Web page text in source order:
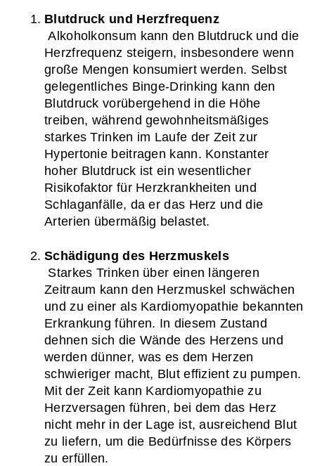
Blutdruck und Herzfrequenz
Alkoholkonsum kann den Blutdruck und die
Herzfrequenz steigern, insbesondere wenn
große Mengen konsumiert werden. Selbst
gelegentliches Binge-Drinking kann den
Blutdruck vorübergehend in die Höhe
treiben, während gewohnheitsmäßiges
starkes Trinken im Laufe der Zeit zur
Hypertonie beitragen kann. Konstanter
hoher Blutdruck ist ein wesentlicher
Risikofaktor für Herzkrankheiten und
Schlaganfälle, da er das Herz und die
Arterien übermäßig belastet.
Schädigung des Herzmuskels
Zeitraum kann den Herzmuskel schwächen
und zu einer als Kardiomyopathie bekannten
Erkrankung führen. In diesem Zustand
dehnen sich die Wände des Herzens und
werden dünner, was es dem Herzen
schwieriger macht, Blut effizient zu pumpen.
Mit der Zeit kann Kardiomyopathie zu
Herzversagen führen, bei dem das Herz
nicht mehr in der Lage ist, ausreichend Blut
zu liefern, um die Bedürfnisse des Körpers
zu erfüllen.